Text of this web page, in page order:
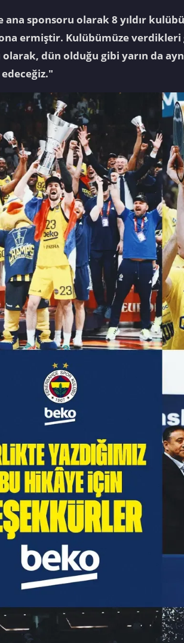
ana sponsoru olarak 8 yıldır
ermiştir. Kulübümüze
dün olduğu gibi yarın da